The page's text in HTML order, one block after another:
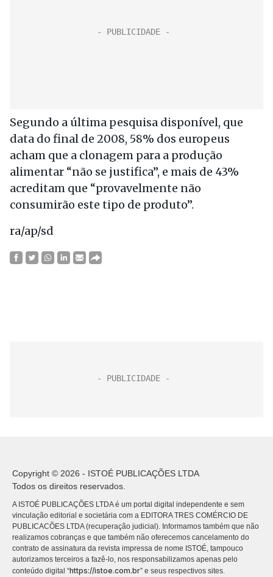
Segundo a última pesquisa disponível, que
data do final de 2008, 58% dos europeus
acham que a clonagem para a produção
alimentar “não se justifica”, e mais de 43%
acreditam que “provavelmente não
consumirão este tipo de produto”.
ra/ap/sd
Copyright © 2026 - ISTOÉ PUBLICAÇÕES LTDA
Todos os direitos reservados.
A ISTOÉ PUBLICAÇÕES LTDA é um portal digital independente e sem
vinculação editorial e societária com a EDITORA TRES COMÉRCIO DE
PUBLICACÕES LTDA (recuperação judicial). Informamos também que não
realizamos cobranças e que também não oferecemos cancelamento do
contrato de assinatura da revista impressa de nome ISTOÉ, tampouco
autorizamos terceiros a fazê-lo, nos responsabilizamos apenas pelo
conteúdo digital “https://istoe.com.br” e seus respectivos sites.